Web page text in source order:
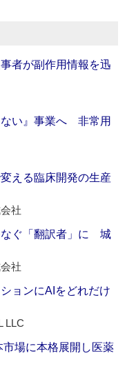
者が副作用情報を迅
ない』事業へ 非常用
える臨床開発の生産
社
なぐ「翻訳者」に 城
社
ョンにAIをどれだけ
LLC
場に本格展開し医薬